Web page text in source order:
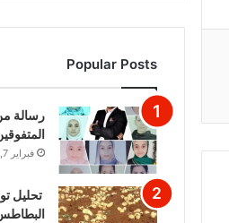
Popular Posts
رسالة
فبراير 7, 2024
تحليل
البطاطس